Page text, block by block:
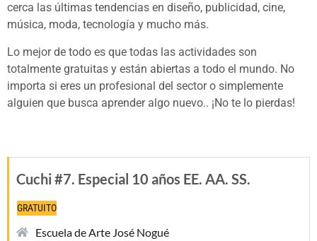
cerca las últimas tendencias en diseño, publicidad, cine,
música, moda, tecnología y mucho más.
Lo mejor de todo es que todas las actividades son
totalmente gratuitas y están abiertas a todo el mundo. No
importa si eres un profesional del sector o simplemente
alguien que busca aprender algo nuevo.. ¡No te lo pierdas!
Cuchi #7. Especial 10 años EE. AA. SS.
GRATUITO
Escuela de Arte José Nogué